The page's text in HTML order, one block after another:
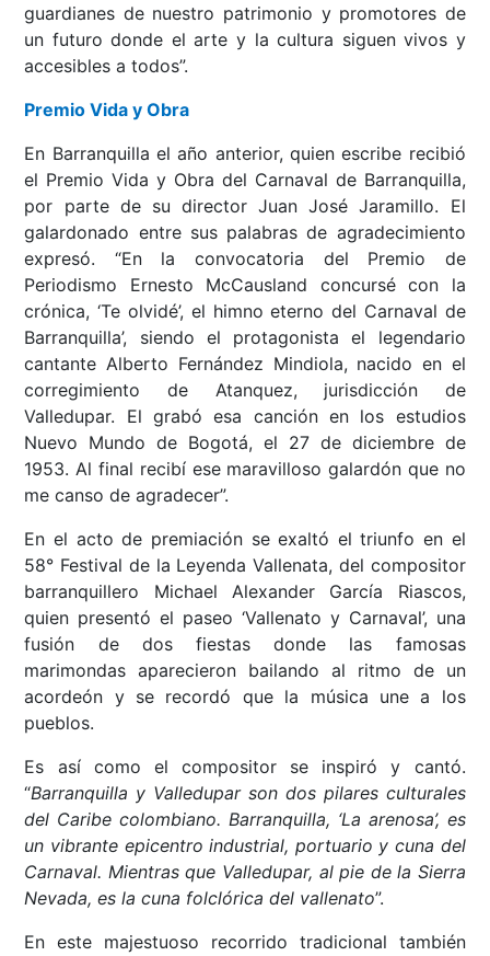
guardianes de nuestro patrimonio y promotores de
un futuro donde el arte y la cultura siguen vivos y
accesibles a todos”.
Premio Vida y Obra
En Barranquilla el año anterior, quien escribe recibió
el Premio Vida y Obra del Carnaval de Barranquilla,
por parte de su director Juan José Jaramillo. El
galardonado entre sus palabras de agradecimiento
expresó. “En la convocatoria del Premio de
Periodismo Ernesto McCausland concursé con la
crónica, ‘Te olvidé’, el himno eterno del Carnaval de
Barranquilla’, siendo el protagonista el legendario
cantante Alberto Fernández Mindiola, nacido en el
corregimiento de Atanquez, jurisdicción de
Valledupar. El grabó esa canción en los estudios
Nuevo Mundo de Bogotá, el 27 de diciembre de
1953. Al final recibí ese maravilloso galardón que no
me canso de agradecer”.
En el acto de premiación se exaltó el triunfo en el
58° Festival de la Leyenda Vallenata, del compositor
barranquillero Michael Alexander García Riascos,
quien presentó el paseo ‘Vallenato y Carnaval’, una
fusión de dos fiestas donde las famosas
marimondas aparecieron bailando al ritmo de un
acordeón y se recordó que la música une a los
pueblos.
Es así como el compositor se inspiró y cantó.
“Barranquilla y Valledupar son dos pilares culturales
del Caribe colombiano. Barranquilla, ‘La arenosa’, es
un vibrante epicentro industrial, portuario y cuna del
Carnaval. Mientras que Valledupar, al pie de la Sierra
Nevada, es la cuna folclórica del vallenato”.
En este majestuoso recorrido tradicional también